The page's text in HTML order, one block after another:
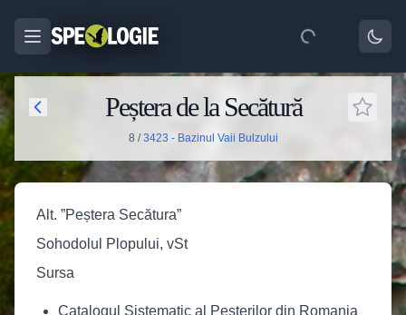
Peștera de la Secătură
8 /3423 - Bazinul Vaii Bulzului
Alt. ”Peștera Secătura”
Sohodolul Plopului, vSt
Sursa
Catalogul Sistematic al Pesterilor din Romania